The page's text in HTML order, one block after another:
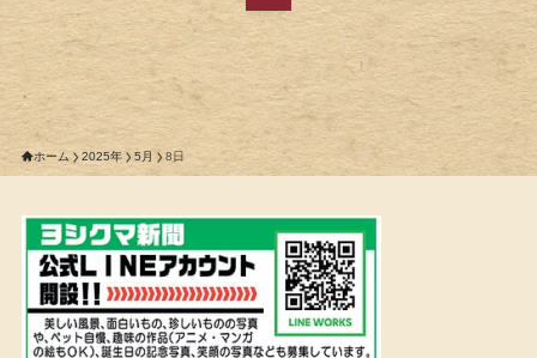
ホーム 2025年 5月 8日